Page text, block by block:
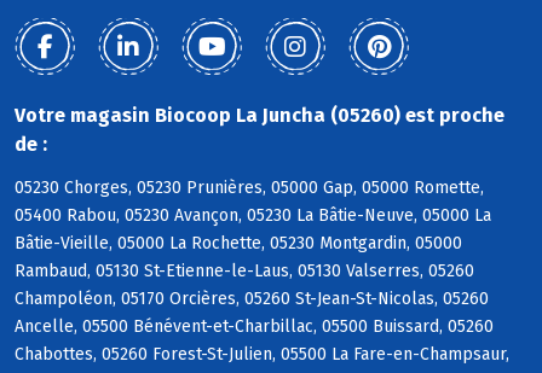
Votre magasin Biocoop La Juncha (05260) est proche
de :
05230 Chorges, 05230 Prunières, 05000 Gap, 05000 Romette,
05400 Rabou, 05230 Avançon, 05230 La Bâtie-Neuve, 05000 La
Bâtie-Vieille, 05000 La Rochette, 05230 Montgardin, 05000
Rambaud, 05130 St-Etienne-le-Laus, 05130 Valserres, 05260
Champoléon, 05170 Orcières, 05260 St-Jean-St-Nicolas, 05260
Ancelle, 05500 Bénévent-et-Charbillac, 05500 Buissard, 05260
Chabottes, 05260 Forest-St-Julien, 05500 La Fare-en-Champsaur,